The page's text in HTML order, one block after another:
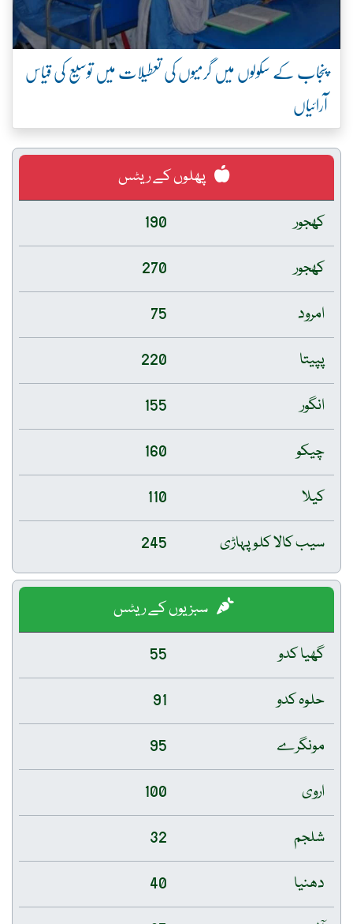
پنجاب کے سکولوں میں گرمیوں کی تعطیلات میں توسیع کی قیاس
آرائیاں
پھلوں کے ریٹس
کھجور
190
کھجور
270
امرود
75
پپیتا
220
انگور
155
چیکو
160
کیلا
110
سیب کالا کلو پہاڑی
245
سبزیوں کے ریٹس
گھیا کدو
55
حلوہ کدو
91
مونگرے
95
اروی
100
شلجم
32
دھنیا
40